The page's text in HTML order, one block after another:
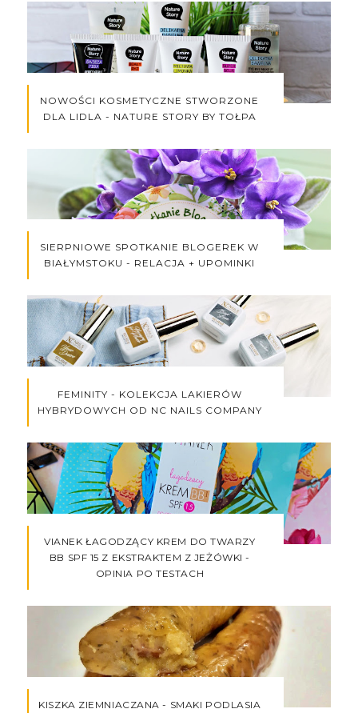
NOWOŚCI KOSMETYCZNE STWORZONE
DLA LIDLA - NATURE STORY BY TOŁPA
SIERPNIOWE SPOTKANIE BLOGEREK W
BIAŁYMSTOKU - RELACJA + UPOMINKI
FEMINITY - KOLEKCJA LAKIERÓW
HYBRYDOWYCH OD NC NAILS COMPANY
VIANEK ŁAGODZĄCY KREM DO TWARZY
BB SPF 15 Z EKSTRAKTEM Z JEŻÓWKI -
OPINIA PO TESTACH
KISZKA ZIEMNIACZANA - SMAKI PODLASIA